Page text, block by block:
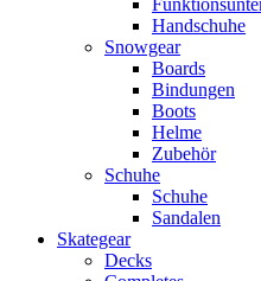
Handschuhe
Snowgear
Boards
Bindungen
Boots
Helme
Zubehör
Schuhe
Schuhe
Sandalen
Skategear
Decks